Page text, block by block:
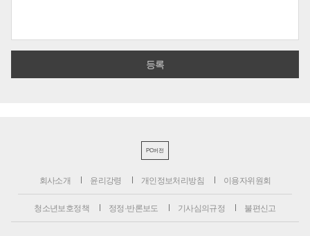
PC버전
회사소개 윤리강령 개인정보처리방침 이용자위원회
청소년보호정책 정정·반론보도 기사심의규정 불편신고